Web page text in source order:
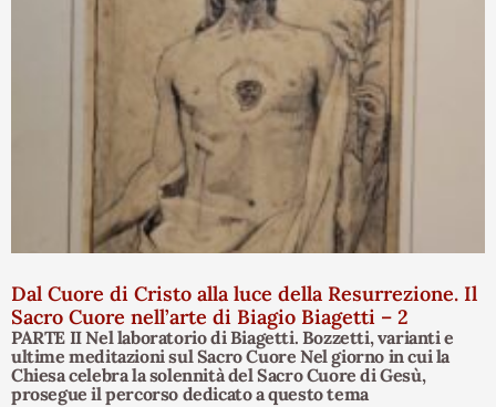
Dal Cuore di Cristo alla luce della Resurrezione. Il
Sacro Cuore nell’arte di Biagio Biagetti – 2
PARTE II Nel laboratorio di Biagetti. Bozzetti, varianti e
ultime meditazioni sul Sacro Cuore Nel giorno in cui la
Chiesa celebra la solennità del Sacro Cuore di Gesù,
prosegue il percorso dedicato a questo tema